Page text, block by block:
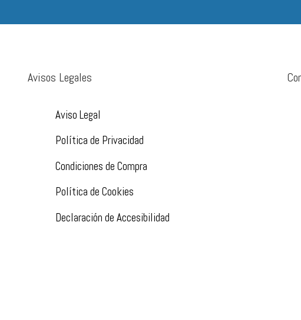
Avisos Legales
Aviso Legal
Política de Privacidad
Condiciones de Compra
Política de Cookies
Declaración de Accesibilidad